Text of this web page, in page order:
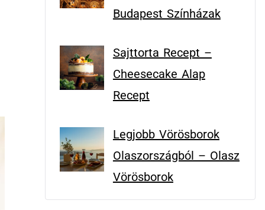
Budapest Színházak
Sajttorta Recept –
Cheesecake Alap
Recept
Legjobb Vörösborok
Olaszországból – Olasz
Vörösborok